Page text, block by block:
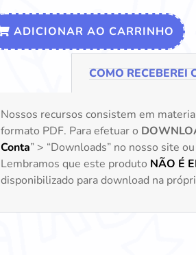
ADICIONAR AO CARRINHO
COMO RECEBEREI
Nossos recursos consistem em
formato PDF. Para efetuar o
Conta” > “Downloads” no nosso site
Lembramos que este produto NÃO É
disponibilizado para download na